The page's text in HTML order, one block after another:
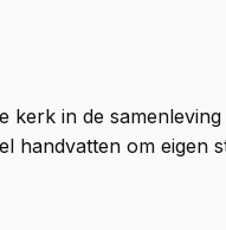
kerk in de
handvatten om eigen